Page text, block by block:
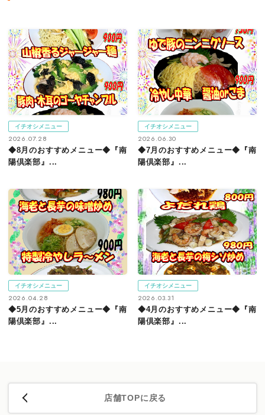
イチオシメニュー
2026.07.28
◆8月のおすすめメニュー◆『南
陽倶楽部』...
イチオシメニュー
2026.06.30
◆7月のおすすめメニュー◆『南
陽倶楽部』...
イチオシメニュー
2026.04.28
◆5月のおすすめメニュー◆『南
陽倶楽部』...
イチオシメニュー
2026.03.31
◆4月のおすすめメニュー◆『南
陽倶楽部』...
店舗TOPに戻る